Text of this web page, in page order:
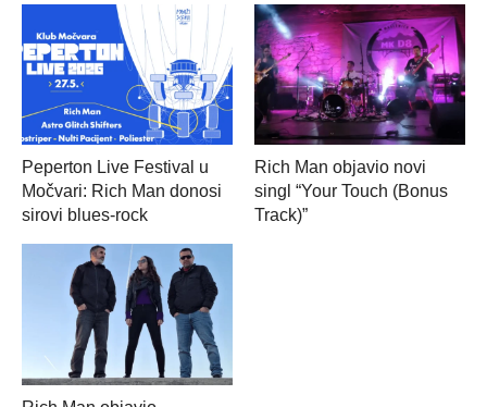
Peperton Live Festival u
Močvari: Rich Man donosi
sirovi blues-rock
Rich Man objavio novi
singl “Your Touch (Bonus
Track)”